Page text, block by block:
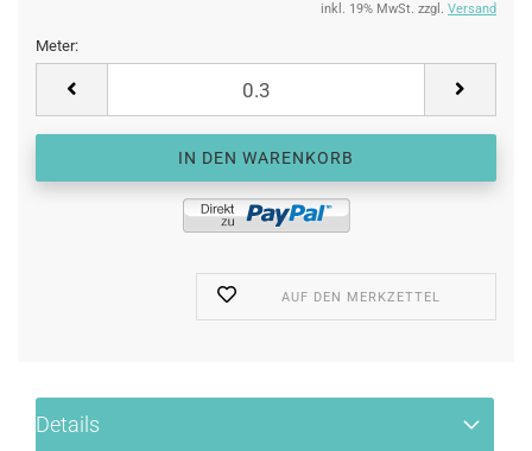
inkl. 19% MwSt. zzgl. Versand
Meter:
AUF DEN MERKZETTEL
Details